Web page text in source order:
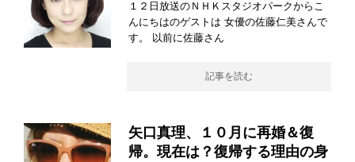
１２日放送のＮＨＫスタジオパークからこ
んにちはのゲストは 女優の佐藤仁美さんで
す。 以前に佐藤さん
記事を読む
矢口真理、１０月に再婚＆復
帰。現在は？復帰する理由の身